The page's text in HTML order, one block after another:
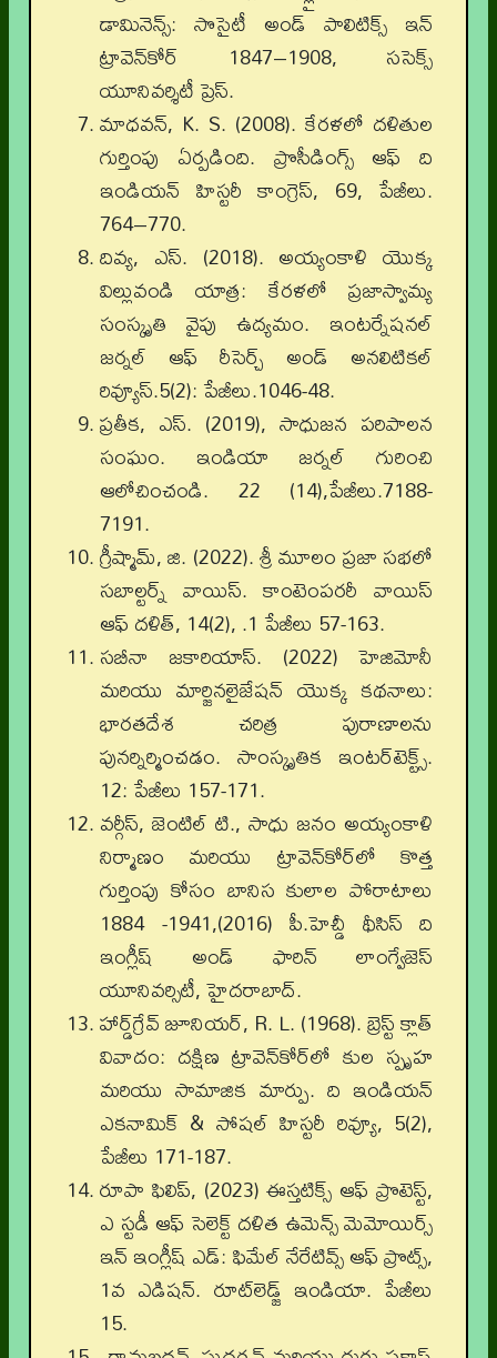
డామినెన్స్: సొసైటీ అండ్ పాలిటిక్స్ ఇన్
ట్రావెన్‌కోర్ 1847–1908, ససెక్స్
యూనివర్శిటీ ప్రెస్.
మాధవన్, K. S. (2008). కేరళలో దళితుల
గుర్తింపు ఏర్పడింది. ప్రొసీడింగ్స్ ఆఫ్ ది
ఇండియన్ హిస్టరీ కాంగ్రెస్, 69, పేజీలు.
764–770.
దివ్య, ఎస్. (2018). అయ్యంకాళి యొక్క
విల్లువండి యాత్ర: కేరళలో ప్రజాస్వామ్య
సంస్కృతి వైపు ఉద్యమం. ఇంటర్నేషనల్
జర్నల్ ఆఫ్ రీసెర్చ్ అండ్ అనలిటికల్
రివ్యూస్.5(2): పేజీలు.1046-48.
ప్రతీక, ఎస్. (2019), సాధుజన పరిపాలన
సంఘం. ఇండియా జర్నల్ గురించి
ఆలోచించండి. 22 (14),పేజీలు.7188-
7191.
గ్రీష్మామ్, జి. (2022). శ్రీ మూలం ప్రజా సభలో
సబాల్టర్న్ వాయిస్. కాంటెంపరరీ వాయిస్
ఆఫ్ దళిత్, 14(2), .1 పేజీలు 57-163.
సబీనా జకారియాస్. (2022) హెజిమోనీ
మరియు మార్జినలైజేషన్ యొక్క కథనాలు:
భారతదేశ చరిత్ర పురాణాలను
పునర్నిర్మించడం. సాంస్కృతిక ఇంటర్‌టెక్ట్స్.
12: పేజీలు 157-171.
వర్గీస్, జెంటిల్ టి., సాధు జనం అయ్యంకాళి
నిర్మాణం మరియు ట్రావెన్‌కోర్‌లో కొత్త
గుర్తింపు కోసం బానిస కులాల పోరాటాలు
1884 -1941,(2016) పీ.హెచ్డీ థీసిస్ ది
ఇంగ్లీష్ అండ్ ఫారిన్ లాంగ్వేజెస్
యూనివర్సిటీ, హైదరాబాద్.
హార్డ్‌గ్రేవ్ జూనియర్, R. L. (1968). బ్రెస్ట్ క్లాత్
వివాదం: దక్షిణ ట్రావెన్‌కోర్‌లో కుల స్పృహ
మరియు సామాజిక మార్పు. ది ఇండియన్
ఎకనామిక్ & సోషల్ హిస్టరీ రివ్యూ, 5(2),
పేజీలు 171-187.
రూపా ఫిలిప్, (2023) ఈస్తటిక్స్ ఆఫ్ ప్రొటెస్ట్,
ఎ స్టడీ ఆఫ్ సెలెక్ట్ దళిత ఉమెన్స్ మెమోయిర్స్
ఇన్ ఇంగ్లీష్ ఎడ్: ఫిమేల్ నేరేటివ్స్ ఆఫ్ ప్రొట్స్,
1వ ఎడిషన్. రూట్‌లెడ్జ్ ఇండియా. పేజీలు
15.